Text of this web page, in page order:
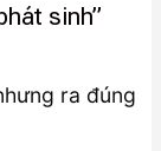
sinh”
ra đúng